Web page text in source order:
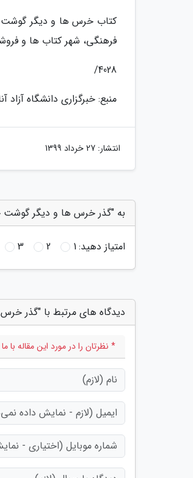
فرهنگی، شهر کتاب ها و
4028/
منبع: خبرگزاری دانشگاه آزاد
انتشار: 27 خرداد 1399
به "گذر خرس ها و دیگر گوشت
امتیاز دهید:1
2
3
دیدگاه های مرتبط با "گذر
* نظرتان را در مورد این مقاله با